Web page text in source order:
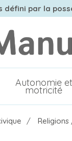
défini par la
Autonomie et
motricité